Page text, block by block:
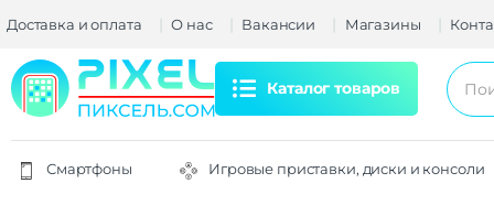
Доставка и оплата О нас Вакансии Магазины
Каталог товаров
Смартфоны Игровые приставки, диски и консоли